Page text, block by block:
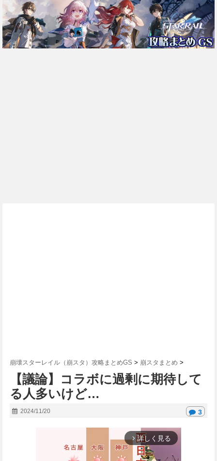
崩壊スターレイル（崩スタ）攻略まとめGS > 崩スタまとめ >
【議論】コラボに過剰に期待して
る人多いけど…
2024/11/20 3
arrow_forward_ios 詳しく見る